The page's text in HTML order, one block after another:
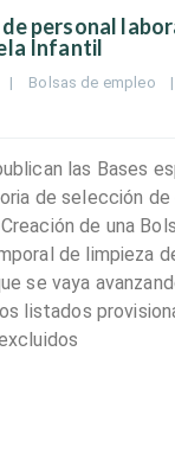
personal
Infantil
| Bolsas de empleo |
las Bases
de selección de
de una
de limpieza
se vaya
listados